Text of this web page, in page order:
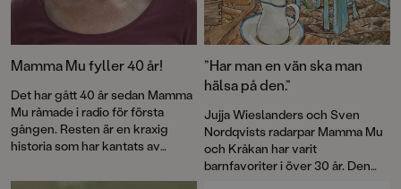
Mamma Mu fyller 40 år!
Det har gått 40 år sedan Mamma
Mu råmade i radio för första
gången. Resten är en kraxig
historia som har kantats av
och priser – och framför allt
”Har man en vän ska man
hälsa på den.”
Jujja Wieslanders och Sven
Nordqvists radarpar Mamma Mu
och Kråkan har varit
barnfavoriter i över 30 år. Den